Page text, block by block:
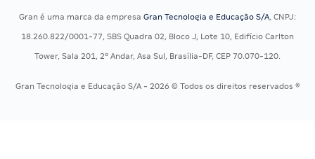
Concursos Saúde
Residência Multiprofissional
Gran é uma marca da empresa Gran Tecnologia e Educação S/A, CNPJ:
18.260.822/0001-77, SBS Quadra 02, Bloco J, Lote 10, Edifício Carlton
Tower, Sala 201, 2º Andar, Asa Sul, Brasília-DF, CEP 70.070-120.
Gran Tecnologia e Educação S/A - 2026 © Todos os direitos reservados ®